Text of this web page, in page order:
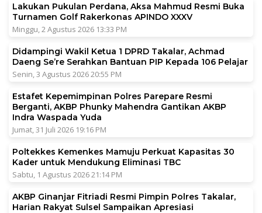
Lakukan Pukulan Perdana, Aksa Mahmud Resmi Buka
Turnamen Golf Rakerkonas APINDO XXXV
Minggu, 2 Agustus 2026 13:33 PM
Didampingi Wakil Ketua 1 DPRD Takalar, Achmad
Daeng Se’re Serahkan Bantuan PIP Kepada 106 Pelajar
Senin, 3 Agustus 2026 20:55 PM
Estafet Kepemimpinan Polres Parepare Resmi
Berganti, AKBP Phunky Mahendra Gantikan AKBP
Indra Waspada Yuda
Jumat, 31 Juli 2026 19:16 PM
Poltekkes Kemenkes Mamuju Perkuat Kapasitas 30
Kader untuk Mendukung Eliminasi TBC
Sabtu, 1 Agustus 2026 21:14 PM
AKBP Ginanjar Fitriadi Resmi Pimpin Polres Takalar,
Harian Rakyat Sulsel Sampaikan Apresiasi